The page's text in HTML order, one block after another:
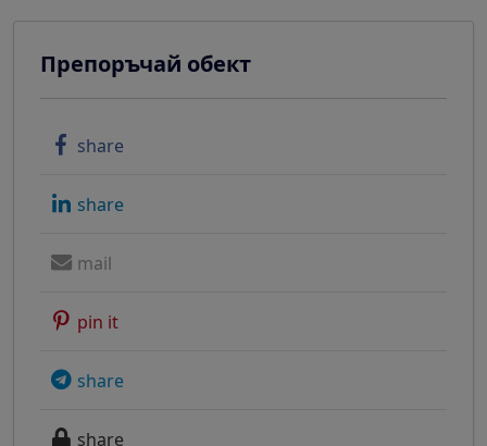
Препоръчай обект
share
share
mail
pin it
share
share